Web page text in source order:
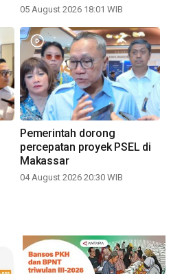
05 August 2026 18:01 WIB
Pemerintah dorong
percepatan proyek PSEL di
Makassar
04 August 2026 20:30 WIB